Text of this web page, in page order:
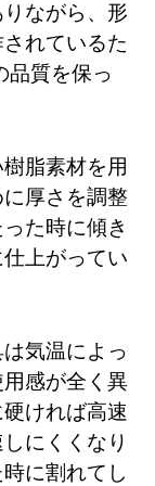
ながら、形
れているた
品質を保っ
脂素材を用
厚さを調整
た時に傾き
上がってい
気温によっ
感が全く異
ければ高速
にくくなり
に割れてし